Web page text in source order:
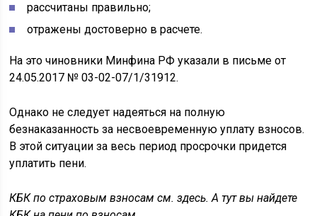
рассчитаны правильно;
отражены достоверно в расчете.
На это чиновники Минфина РФ указали в письме от
24.05.2017 № 03-02-07/1/31912.
Однако не следует надеяться на полную
безнаказанность за несвоевременную уплату взносов.
В этой ситуации за весь период просрочки придется
уплатить пени.
КБК по страховым взносам см. здесь. А тут вы найдете